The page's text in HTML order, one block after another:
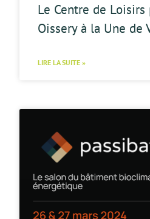
Le Centre de Loisirs
Oissery à la Une de
LIRE LA SUITE »